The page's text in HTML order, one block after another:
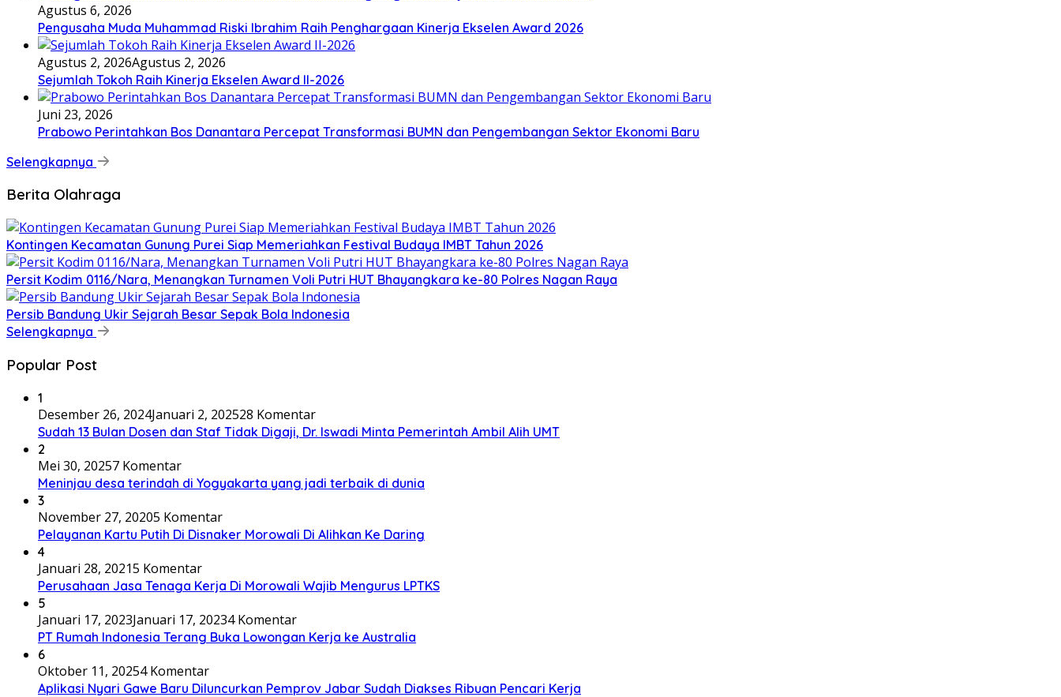
Agustus 6, 2026
Pengusaha Muda Muhammad Riski Ibrahim Raih Penghargaan Kinerja Ekselen Award 2026
Agustus 2, 2026Agustus 2, 2026
Sejumlah Tokoh Raih Kinerja Ekselen Award II-2026
Juni 23, 2026
Prabowo Perintahkan Bos Danantara Percepat Transformasi BUMN dan Pengembangan Sektor Ekonomi Baru
Selengkapnya
Berita Olahraga
Kontingen Kecamatan Gunung Purei Siap Memeriahkan Festival Budaya IMBT Tahun 2026
Persit Kodim 0116/Nara, Menangkan Turnamen Voli Putri HUT Bhayangkara ke-80 Polres Nagan Raya
Persib Bandung Ukir Sejarah Besar Sepak Bola Indonesia
Selengkapnya
Popular Post
1
Desember 26, 2024Januari 2, 202528 Komentar
Sudah 13 Bulan Dosen dan Staf Tidak Digaji, Dr. Iswadi Minta Pemerintah Ambil Alih UMT
2
Mei 30, 20257 Komentar
Meninjau desa terindah di Yogyakarta yang jadi terbaik di dunia
3
November 27, 20205 Komentar
Pelayanan Kartu Putih Di Disnaker Morowali Di Alihkan Ke Daring
4
Januari 28, 20215 Komentar
Perusahaan Jasa Tenaga Kerja Di Morowali Wajib Mengurus LPTKS
5
Januari 17, 2023Januari 17, 20234 Komentar
PT Rumah Indonesia Terang Buka Lowongan Kerja ke Australia
6
Oktober 11, 20254 Komentar
Aplikasi Nyari Gawe Baru Diluncurkan Pemprov Jabar Sudah Diakses Ribuan Pencari Kerja